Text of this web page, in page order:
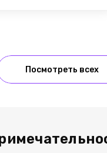
Посмотреть всех